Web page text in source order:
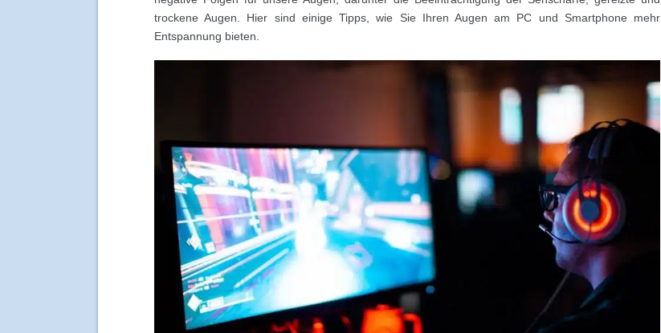
trockene Augen. Hier sind einige Tipps, wie Sie Ihren Augen am PC und Smartphone mehr
Entspannung bieten.